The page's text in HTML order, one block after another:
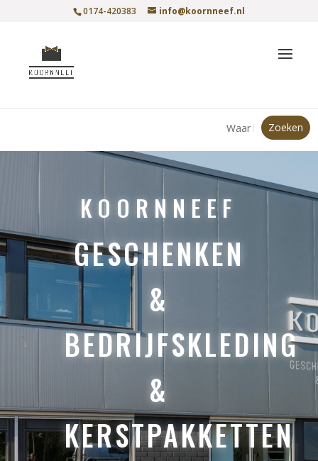
0174-420383 info@koornneef.nl
KOORNNEEF
GESCHENKEN
&
BEDRIJFSKLEDING
&
KERSTPAKKETTEN